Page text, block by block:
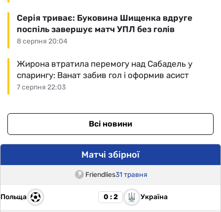
8 серпня 20:04
Серія триває: Буковина Шищенка вдруге
поспіль завершує матч УПЛ без голів
7 серпня 22:03
Жирона втратила перемогу над Сабадель у
спарингу: Ванат забив гол і оформив асист
Всі новини
Матчі збірної
Friendlies31 травня
Польща 0 : 2 Україна